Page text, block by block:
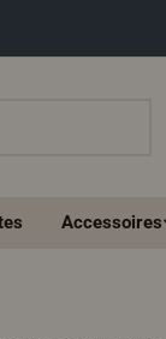
Accessoires